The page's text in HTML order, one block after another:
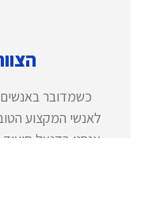
כשמדובר
לאנשי המקצוע
אנחנו בדנאל